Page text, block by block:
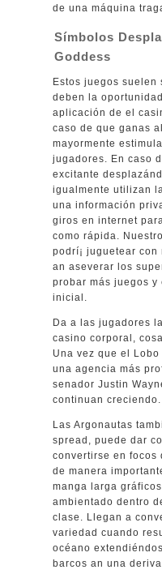
de una máquina
Símbolos
Goddess
Estos juegos
deben la
aplicación de el
caso de que ganas
mayormente
jugadores. En caso
excitante
igualmente utilizan
una información
giros en internet
como rápida.
podrí¡ juguetear
an aseverar los
probar más juegos
inicial.
Da a las jugadores
casino corporal,
Una vez que el
una agencia más
senador Justin
continuan creciendo.
Las Argonautas
spread, puede dar
convertirse en focos
de manera
manga larga
ambientado dentro
clase. Llegan a
variedad cuando
océano
barcos an una